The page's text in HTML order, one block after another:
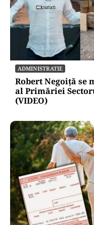
ADMINISTRATIE
Robert Negoiță se
al Primăriei
(VIDEO)